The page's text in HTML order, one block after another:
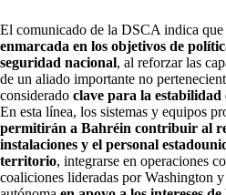
El comunicado de la DSCA indica que
enmarcada en los objetivos de
seguridad nacional, al reforzar las
de un aliado importante no
considerado clave para la
En esta línea, los sistemas y equipos
permitirán a Bahréin contribuir al
instalaciones y el personal
territorio, integrarse en operaciones
coaliciones lideradas por Washington